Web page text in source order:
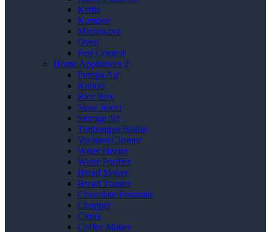
Kettle
Kompor
Microwave
Oven
Pest Control
Home Appliances 2
Pompa Air
Kulkas
Rice Box
Slow Juicer
Storage Jar
Timbangan Badan
Vacuum Cleaner
Water Heater
Water Purifier
Bread Maker
Bread Toaster
Chocolate Fountain
Chopper
Citrus
Coffee Maker